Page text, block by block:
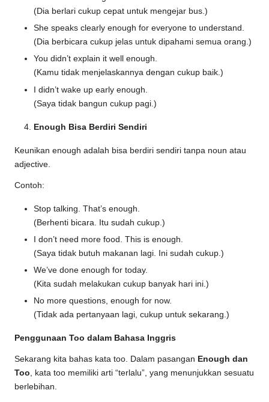
(Dia berlari cukup cepat untuk mengejar bus.)
She speaks clearly enough for everyone to understand.
(Dia berbicara cukup jelas untuk dipahami semua orang.)
You didn’t explain it well enough.
(Kamu tidak menjelaskannya dengan cukup baik.)
I didn’t wake up early enough.
(Saya tidak bangun cukup pagi.)
Enough Bisa Berdiri Sendiri
Keunikan enough adalah bisa berdiri sendiri tanpa noun atau
adjective.
Contoh:
Stop talking. That’s enough.
(Berhenti bicara. Itu sudah cukup.)
I don’t need more food. This is enough.
(Saya tidak butuh makanan lagi. Ini sudah cukup.)
We’ve done enough for today.
(Kita sudah melakukan cukup banyak hari ini.)
No more questions, enough for now.
(Tidak ada pertanyaan lagi, cukup untuk sekarang.)
Penggunaan Too dalam Bahasa Inggris
Sekarang kita bahas kata too. Dalam pasangan Enough dan
Too , kata too memiliki arti “terlalu”, yang menunjukkan sesuatu
berlebihan.